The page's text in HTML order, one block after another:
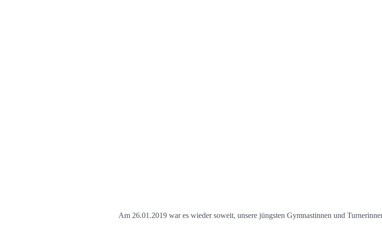
Am 26.01.2019 war es wieder soweit, unsere jüngsten Gymnastinnen und